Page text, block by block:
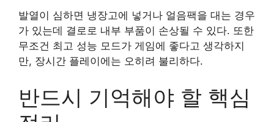
발열이 심하면 냉장고에 넣거나 얼음팩을 대는 경우
가 있는데 결로로 내부 부품이 손상될 수 있다. 또한
무조건 최고 성능 모드가 게임에 좋다고 생각하지
만, 장시간 플레이에는 오히려 불리하다.
반드시 기억해야 할 핵심